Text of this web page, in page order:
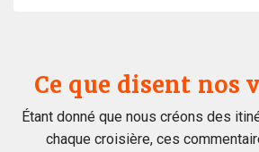
Ce que disent nos
Étant donné que nous créons des
chaque croisière, ces